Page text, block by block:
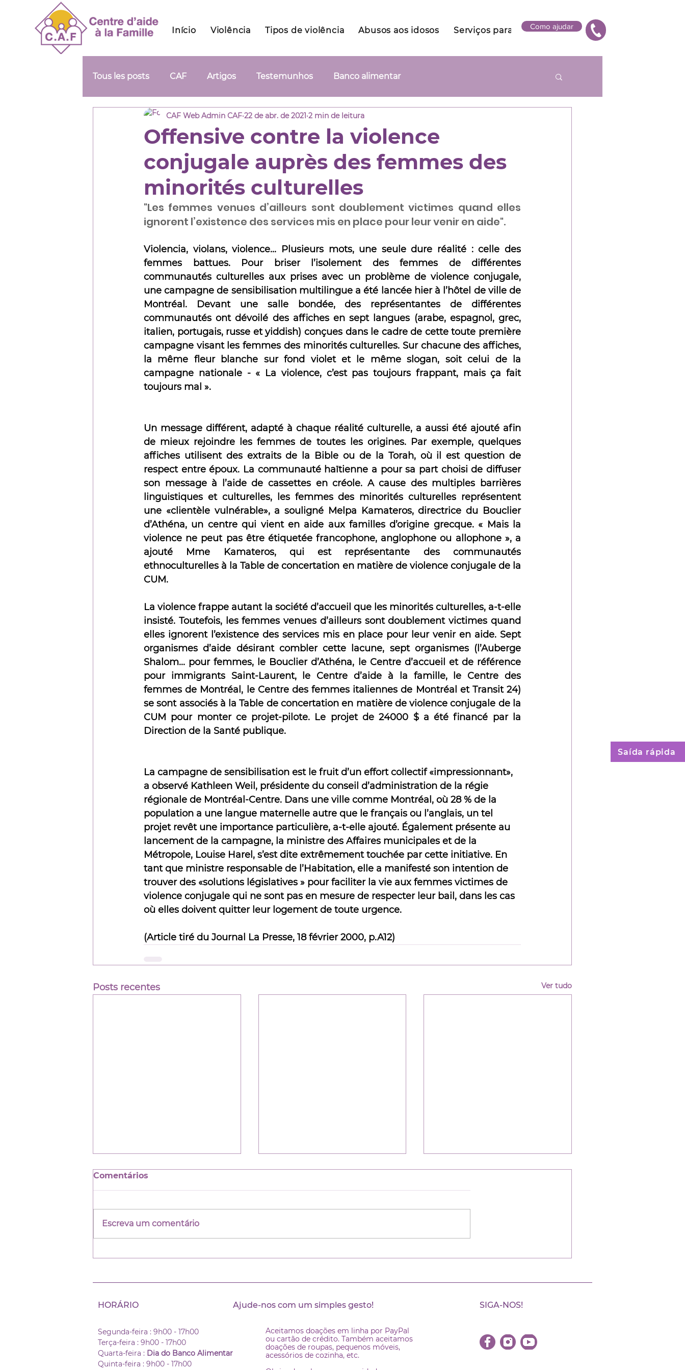
Início Violência Tipos de violência Abusos aos idosos Serviços para vítimas CAF Membro / Voluntário
Como ajudar
Saída rápida
Tous les posts CAF Artigos Testemunhos Banco alimentar
Offensive contre la violence
conjugale auprès des femmes des
minorités culturelles
CAF Web Admin CAF 22 de abr. de 2021 2 min de leitura
"Les femmes venues d’ailleurs sont doublement victimes quand elles
ignorent l’existence des services mis en place pour leur venir en aide".
Violencia, violans, violence... Plusieurs mots, une seule dure réalité : celle des
femmes battues. Pour briser l’isolement des femmes de différentes
communautés culturelles aux prises avec un problème de violence conjugale,
une campagne de sensibilisation multilingue a été lancée hier à l’hôtel de ville de
Montréal. Devant une salle bondée, des représentantes de différentes
communautés ont dévoilé des affiches en sept langues (arabe, espagnol, grec,
italien, portugais, russe et yiddish) conçues dans le cadre de cette toute première
campagne visant les femmes des minorités culturelles. Sur chacune des affiches,
la même fleur blanche sur fond violet et le même slogan, soit celui de la
campagne nationale - « La violence, c’est pas toujours frappant, mais ça fait
toujours mal ».
Un message différent, adapté à chaque réalité culturelle, a aussi été ajouté afin
de mieux rejoindre les femmes de toutes les origines. Par exemple, quelques
affiches utilisent des extraits de la Bible ou de la Torah, où il est question de
respect entre époux. La communauté haïtienne a pour sa part choisi de diffuser
son message à l’aide de cassettes en créole. A cause des multiples barrières
linguistiques et culturelles, les femmes des minorités culturelles représentent
une «clientèle vulnérable», a souligné Melpa Kamateros, directrice du Bouclier
d’Athéna, un centre qui vient en aide aux familles d’origine grecque. « Mais la
violence ne peut pas être étiquetée francophone, anglophone ou allophone », a
ajouté Mme Kamateros, qui est représentante des communautés
ethnoculturelles à la Table de concertation en matière de violence conjugale de la
CUM.
La violence frappe autant la société d’accueil que les minorités culturelles, a-t-elle
insisté. Toutefois, les femmes venues d’ailleurs sont doublement victimes quand
elles ignorent l’existence des services mis en place pour leur venir en aide. Sept
organismes d’aide désirant combler cette lacune, sept organismes (l’Auberge
Shalom... pour femmes, le Bouclier d’Athéna, le Centre d’accueil et de référence
pour immigrants Saint-Laurent, le Centre d’aide à la famille, le Centre des
femmes de Montréal, le Centre des femmes italiennes de Montréal et Transit 24)
se sont associés à la Table de concertation en matière de violence conjugale de la
CUM pour monter ce projet-pilote. Le projet de 24000 $ a été financé par la
Direction de la Santé publique.
La campagne de sensibilisation est le fruit d’un effort collectif «impressionnant»,
a observé Kathleen Weil, présidente du conseil d’administration de la régie
régionale de Montréal-Centre. Dans une ville comme Montréal, où 28 % de la
population a une langue maternelle autre que le français ou l’anglais, un tel
projet revêt une importance particulière, a-t-elle ajouté. Également présente au
lancement de la campagne, la ministre des Affaires municipales et de la
Métropole, Louise Harel, s’est dite extrêmement touchée par cette initiative. En
tant que ministre responsable de l’Habitation, elle a manifesté son intention de
trouver des «solutions législatives » pour faciliter la vie aux femmes victimes de
violence conjugale qui ne sont pas en mesure de respecter leur bail, dans les cas
où elles doivent quitter leur logement de toute urgence.
(Article tiré du Journal La Presse, 18 février 2000, p.A12)
Posts recentes Ver tudo
Colloque : « Unissons-
contre la violence
méconnaissent les
ressources du milieu, leurs
Le refuge de l'espoir - Le
Montréalité
important, c’est de travailler
Conférence: Portrait de la
une conférence sur le portrait
Comentários
Escreva um comentário
HORÁRIO Ajude-nos com um simples gesto!
Segunda-feira : 9h00 - 17h00
Terça-feira : 9h00 - 17h00
Quarta-feira : Dia do Banco Alimentar
Quinta-feira : 9h00 - 17h00
Aceitamos doações em linha por PayPal
ou cartão de crédito. Também aceitamos
doações de roupas, pequenos móveis,
acessórios de cozinha, etc.
SIGA-NOS!